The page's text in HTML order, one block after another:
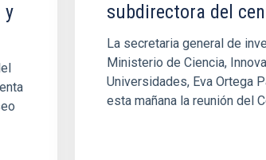
y
subdirectora del
La secretaria general de
Ministerio de Ciencia,
Universidades, Eva Ortega
esta mañana la reunión del